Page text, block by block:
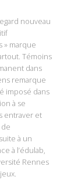
nouveau
» marque
Témoins
dans
remarque
imposé dans
à se
entraver et
à un
à l’édulab,
Rennes